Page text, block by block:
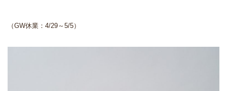
（GW休業：4/29～5/5）